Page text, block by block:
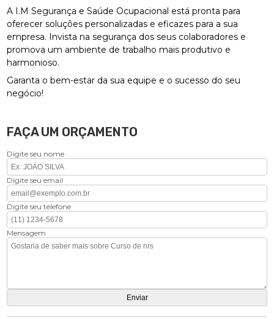
A I.M Segurança e Saúde Ocupacional está pronta para
oferecer soluções personalizadas e eficazes para a sua
empresa. Invista na segurança dos seus colaboradores e
promova um ambiente de trabalho mais produtivo e
harmonioso.
Garanta o bem-estar da sua equipe e o sucesso do seu
negócio!
FAÇA UM ORÇAMENTO
Digite seu nome
Digite seu email
Digite seu telefone
Mensagem